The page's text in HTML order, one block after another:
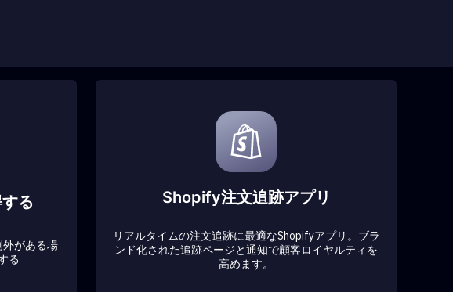
る
がある場
る
Shopify注文追跡アプリ
リアルタイムの注文追跡に最適なShopifyアプリ。ブラ
ンド化された追跡ページと通知で顧客ロイヤルティを
高めます。